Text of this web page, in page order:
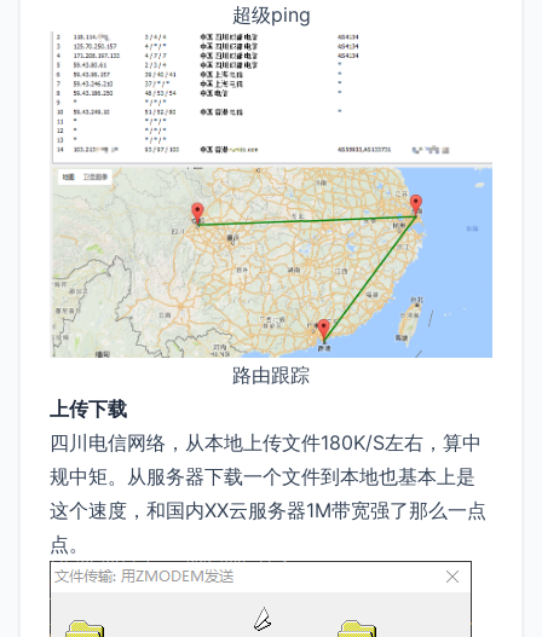
超级ping
路由跟踪
上传下载
四川电信网络，从本地上传文件180K/S左右，算中
规中矩。从服务器下载一个文件到本地也基本上是
这个速度，和国内XX云服务器1M带宽强了那么一点
点。